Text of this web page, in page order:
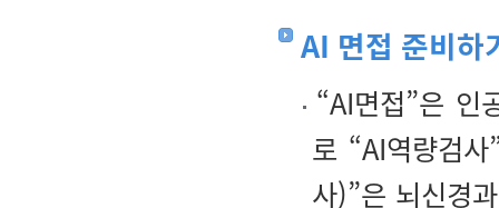
AI 면접 준비하
“AI면접”은 인
로 “AI역량검
사)”은 뇌신경